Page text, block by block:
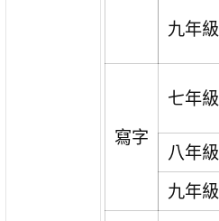
九年級
寫字
七年級
八年級
九年級